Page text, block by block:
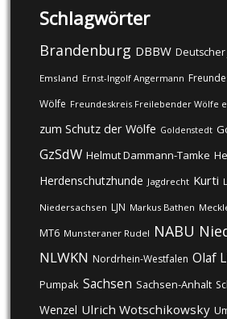
Schlagwörter
Brandenburg DBBW Deutscher
Emsland Ernst-Ingolf Angermann
Wölfe Freundeskreis Freilebender Wölfe
zum Schutz der Wölfe Goldenstedt
GzSdW Helmut Dammann-Tamke
Herdenschutzhunde Jagdrecht Kurti
Niedersachsen LJN Markus Bathen
MT6 Munsteraner Rudel NABU
NLWKN Nordrhein-Westfalen Olaf
Pumpak Sachsen Sachsen-Anhalt
Wenzel Ulrich Wotschikowsky